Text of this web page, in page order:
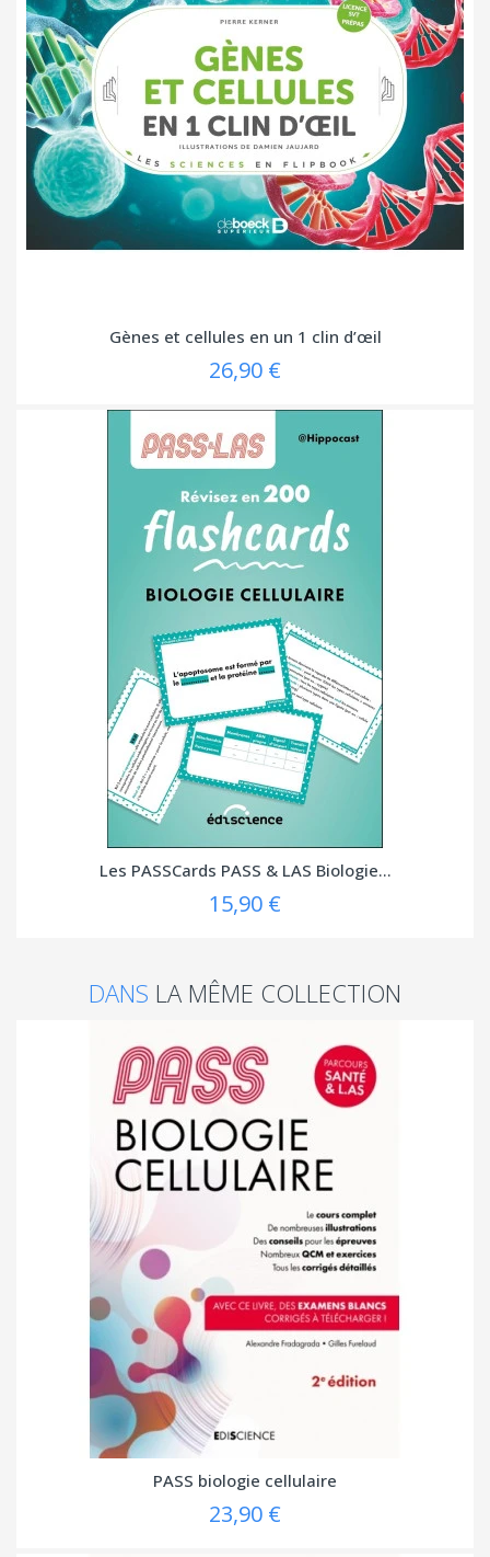
Gènes et cellules en un 1 clin d’œil
26,90 €
Les PASSCards PASS & LAS Biologie...
15,90 €
DANS LA MÊME COLLECTION
PASS biologie cellulaire
23,90 €